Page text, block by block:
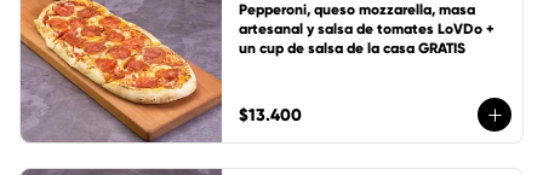
Pepperoni, queso mozzarella, masa
artesanal y salsa de tomates LoVDo +
un cup de salsa de la casa GRATIS
$13.400